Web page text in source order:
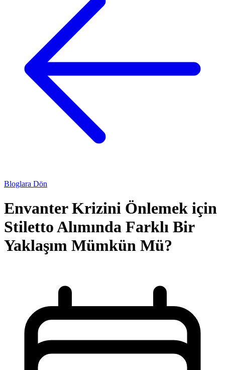
Bloglara Dön
Envanter Krizini Önlemek için
Stiletto Alımında Farklı Bir
Yaklaşım Mümkün Mü?